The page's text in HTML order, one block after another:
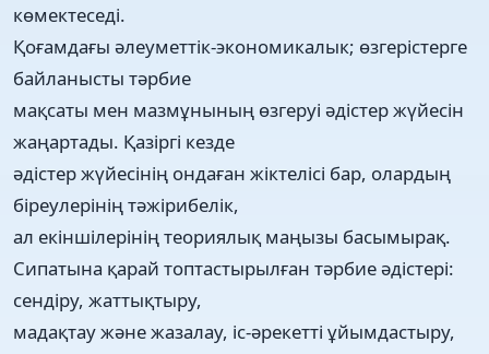
көмектеседі.
Қоғамдағы әлеуметтік-экономикалык; өзгерістерге
байланысты тәрбие
мақсаты мен мазмұнының өзгеруі әдістер жүйесін
жаңартады. Қазіргі кезде
әдістер жүйесінің ондаған жіктелісі бар, олардың
біреулерінің тәжірибелік,
ал екіншілерінің теориялық маңызы басымырақ.
Сипатына қарай топтастырылған тәрбие әдістері:
сендіру, жаттықтыру,
мадақтау және жазалау, іс-әрекетті ұйымдастыру,